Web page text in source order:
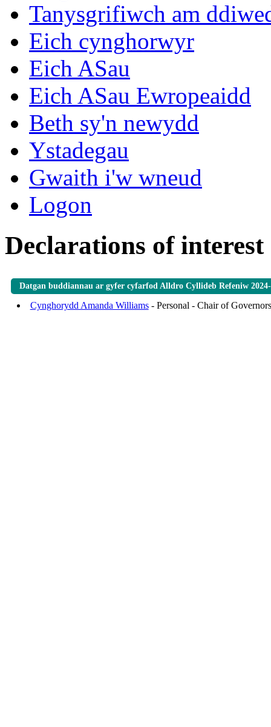
Tanysgrifiwch am
Eich cynghorwyr
Eich ASau
Eich ASau Ewropeaidd
Beth sy'n newydd
Ystadegau
Gwaith i'w wneud
Logon
Declarations of interest
Datgan buddiannau ar gyfer cyfarfod Alldro Cyllideb Refeniw
Cynghorydd Amanda Williams- Personal - Chair of